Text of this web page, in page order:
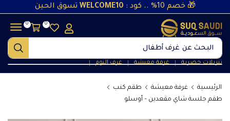
🎁 خصم 10% .. كود : WELCOME10 تسوق الحين
البحث عن غرف أطفال
تنزيلات حصرية ❘ غرفة معيشة ❘ غرف النوم ❘
0
0
الرئيسية غرفة معيشة
طقم كنب
طقم جلسة شاي مقعدين – أوسلو